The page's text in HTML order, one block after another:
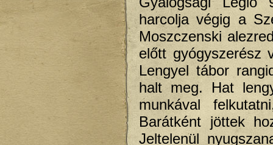
harcolja végig a
Moszczenski
előtt gyógyszerész
Lengyel tábor
halt meg. Hat
munkával
Barátként jöttek
Jeltelenül